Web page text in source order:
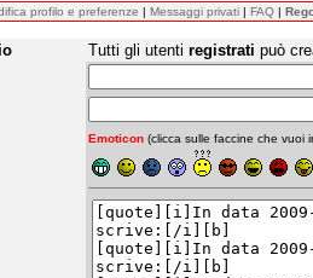
profilo e preferenze | Messaggi privati | FAQ |
Tutti gli utenti registrati può
Emoticon (clicca sulle faccine che vuoi